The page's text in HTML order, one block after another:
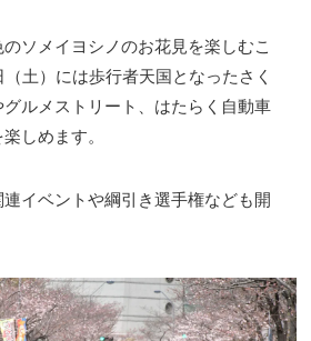
ソメイヨシノのお花見を楽しむこ
土）には歩行者天国となったさく
ルメストリート、はたらく自動車
しめます。
イベントや綱引き選手権なども開